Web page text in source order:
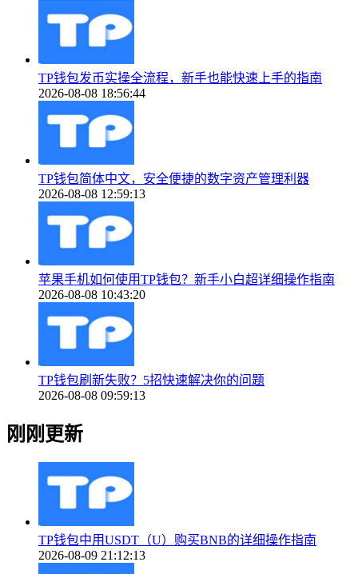
TP钱包发币实操全流程，新手也能快速上手的指南
2026-08-08 18:56:44
TP钱包简体中文，安全便捷的数字资产管理利器
2026-08-08 12:59:13
苹果手机如何使用TP钱包？新手小白超详细操作指南
2026-08-08 10:43:20
TP钱包刷新失败？5招快速解决你的问题
2026-08-08 09:59:13
刚刚更新
TP钱包中用USDT（U）购买BNB的详细操作指南
2026-08-09 21:12:13